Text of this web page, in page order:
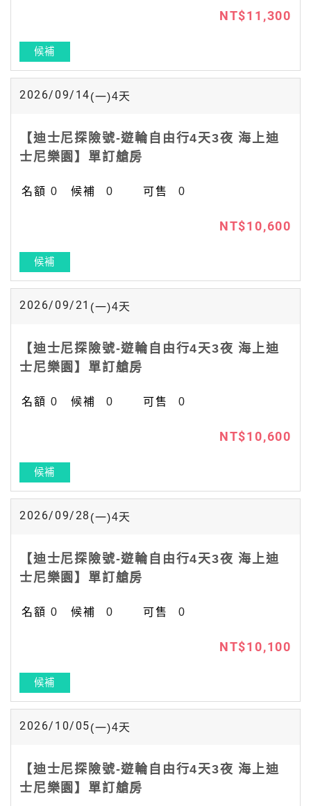
NT$11,300
候補
2026/09/14(一)4天
【迪士尼探險號-遊輪自由行4天3夜 海上迪
士尼樂園】單訂艙房
0 0 0
NT$10,600
候補
2026/09/21 (一)4天
【迪士尼探險號-遊輪自由行4天3夜 海上迪
士尼樂園】單訂艙房
0 0 0
NT$10,600
候補
2026/09/28 (一)4天
【迪士尼探險號-遊輪自由行4天3夜 海上迪
士尼樂園】單訂艙房
0 0 0
NT$10,100
候補
2026/10/05(一)4天
【迪士尼探險號-遊輪自由行4天3夜 海上迪
士尼樂園】單訂艙房